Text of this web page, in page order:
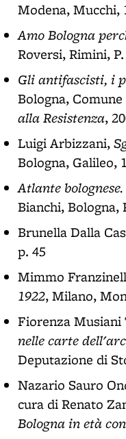
Modena, Mucchi,
Amo Bologna
Roversi, Rimini,
Gli antifascisti, i
Bologna,
alla Resistenza,
Luigi Arbizzani,
Bologna, Galileo,
Atlante
Bianchi,
Brunella Dalla
p. 45
Mimmo
1922, Milano,
Fiorenza Musiani
nelle carte
Deputazione di
Nazario Sauro
cura di Renato
Bologna in età